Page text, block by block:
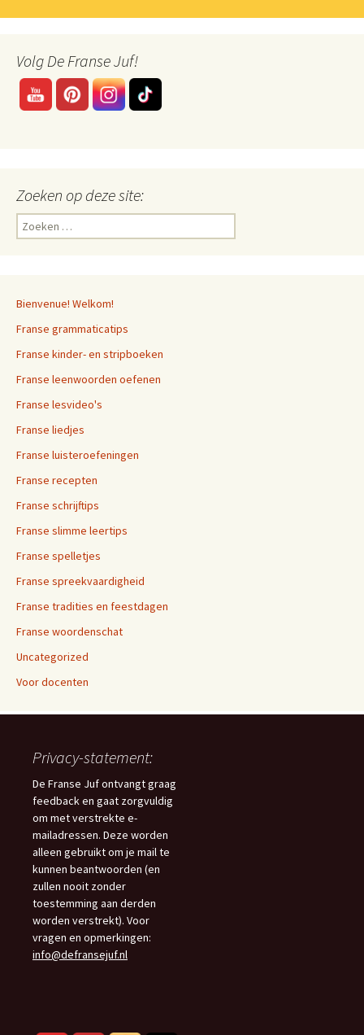
Volg De Franse Juf!
Zoeken op deze site:
Zoeken
naar:
Bienvenue! Welkom!
Franse grammaticatips
Franse kinder- en stripboeken
Franse leenwoorden oefenen
Franse lesvideo's
Franse liedjes
Franse luisteroefeningen
Franse recepten
Franse schrijftips
Franse slimme leertips
Franse spelletjes
Franse spreekvaardigheid
Franse tradities en feestdagen
Franse woordenschat
Uncategorized
Voor docenten
Privacy-statement:
De Franse Juf ontvangt graag
feedback en gaat zorgvuldig
om met verstrekte e-
mailadressen. Deze worden
alleen gebruikt om je mail te
kunnen beantwoorden (en
zullen nooit zonder
toestemming aan derden
worden verstrekt). Voor
vragen en opmerkingen:
info@defransejuf.nl